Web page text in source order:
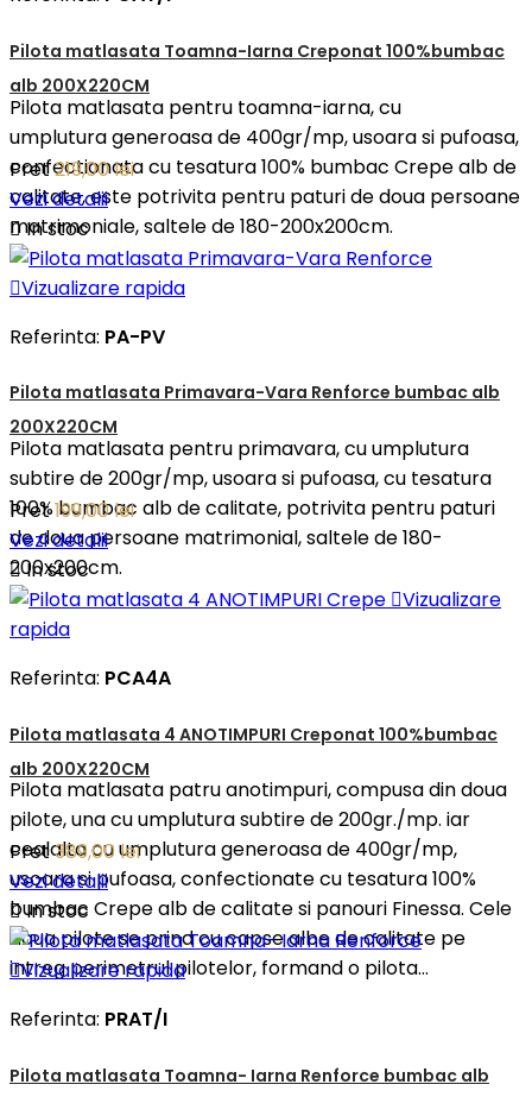
Pilota matlasata Toamna-Iarna Creponat 100%bumbac
alb 200X220CM
Pilota matlasata pentru toamna-iarna, cu
umplutura generoasa de 400gr/mp, usoara si pufoasa,
confectionata cu tesatura 100% bumbac Crepe alb de
calitate, este potrivita pentru paturi de doua persoane
matrimoniale, saltele de 180-200x200cm.
Pret219,00 lei
Vezi detalii
In stoc
Vizualizare rapida
Referinta: PA-PV
Pilota matlasata Primavara-Vara Renforce bumbac alb
200X220CM
Pilota matlasata pentru primavara, cu umplutura
subtire de 200gr/mp, usoara si pufoasa, cu tesatura
100% bumbac alb de calitate, potrivita pentru paturi
de doua persoane matrimonial, saltele de 180-
200x200cm.
Pret199,00 lei
Vezi detalii
In stoc
Vizualizare
rapida
Referinta: PCA4A
Pilota matlasata 4 ANOTIMPURI Creponat 100%bumbac
alb 200X220CM
Pilota matlasata patru anotimpuri, compusa din doua
pilote, una cu umplutura subtire de 200gr./mp. iar
cealalta cu umplutura generoasa de 400gr/mp,
usoara si pufoasa, confectionate cu tesatura 100%
bumbac Crepe alb de calitate si panouri Finessa. Cele
doua pilote se prind cu capse albe de calitate pe
intreg perimetrul pilotelor, formand o pilota...
Pret389,00 lei
Vezi detalii
In stoc
Vizualizare rapida
Referinta: PRAT/I
Pilota matlasata Toamna- Iarna Renforce bumbac alb